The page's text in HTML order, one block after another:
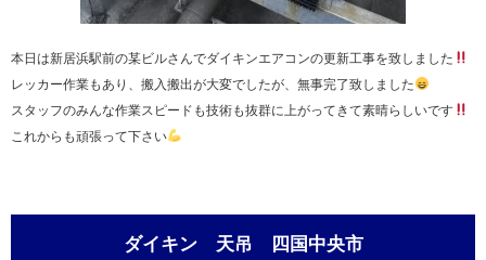
本日は新居浜駅前の某ビルさんでダイキンエアコンの更新工事を致しました
レッカー作業もあり、搬入搬出が大変でしたが、無事完了致しました
スタッフのみんな作業スピードも技術も抜群に上がってきて素晴らしいです
これからも頑張って下さい
ダイキン 天吊 四国中央市